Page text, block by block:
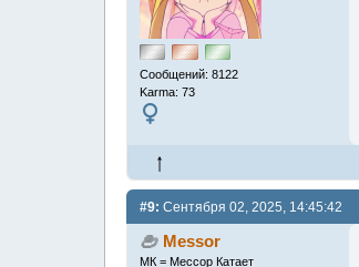
Сообщений: 8122
Karma: 73
#9: Сентября 02, 2025, 14:45:42
Messor
МК = Мессор Катает